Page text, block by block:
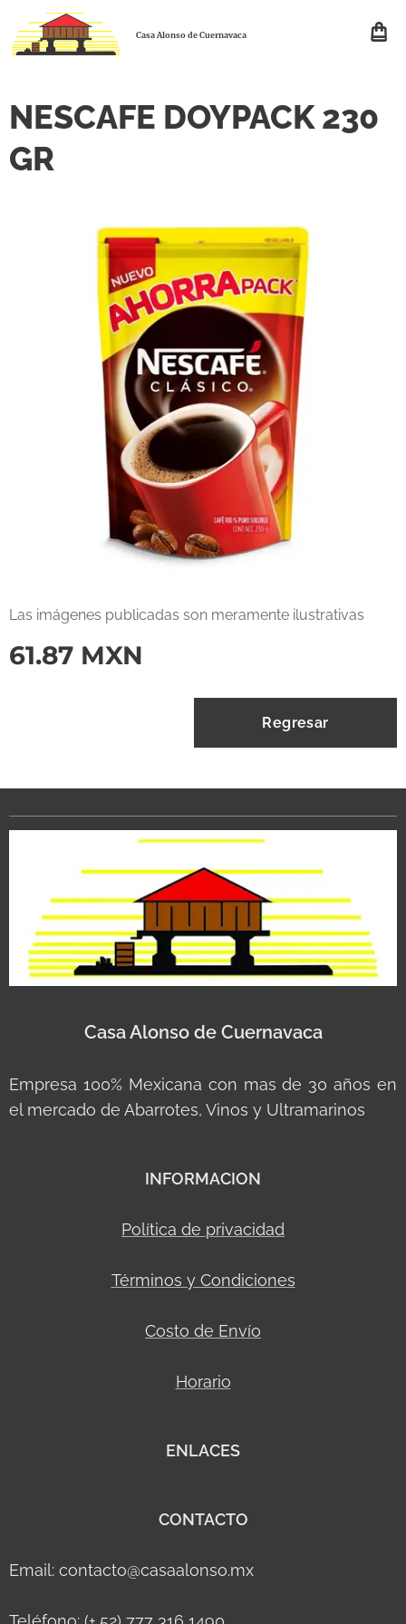
Casa Alonso de Cuernavaca
NESCAFE DOYPACK 230
GR
Las imágenes publicadas son meramente ilustrativas
61.87 MXN
Regresar
Casa Alonso de Cuernavaca
Empresa 100% Mexicana con mas de 30 años en
el mercado de Abarrotes, Vinos y Ultramarinos
INFORMACION
Política de privacidad
Términos y Condiciones
Costo de Envío
Horario
ENLACES
CONTACTO
Email: contacto@casaalonso.mx